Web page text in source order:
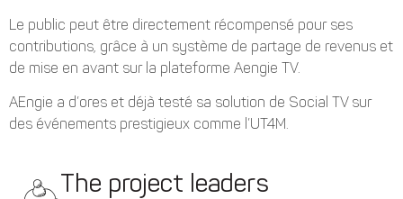
Le public peut être directement récompensé pour ses
contributions, grâce à un système de partage de revenus et
de mise en avant sur la plateforme Aengie TV.
AEngie a d’ores et déjà testé sa solution de Social TV sur
des événements prestigieux comme l’UT4M.
The project leaders